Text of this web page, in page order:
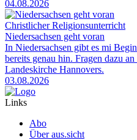
04.08.2026
Christlicher Religionsunterricht
Niedersachsen geht voran
In Niedersachsen gibt es mi
bereits genau hin. Fragen dazu
Landeskirche Hannovers.
03.08.2026
Links
Abo
Über aus.sicht